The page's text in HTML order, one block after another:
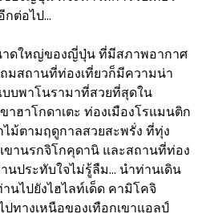
ต่อไป…
าดใหญ่ของญี่ปุ่น ที่มีสภาพอากาศ
มสถานที่ท่องเที่ยวก็มีความน่า
บพาโนรามาที่สวยที่สุดใน
าฮาโกดาเตะ ท่องเมืองโรแมนติก
ม้ตามฤดูกาลสวยสะพรั่ง ที่ทุ่ง
ขานรกจิโกคุดานิ และสถานที่ท่อง
นประทับใจไม่รู้ลืม… นำท่านเดิน
นไปยังไฮไลท์เด็ด คามิโคจิ
ทางเหนือของเทือกเขาแอลป์